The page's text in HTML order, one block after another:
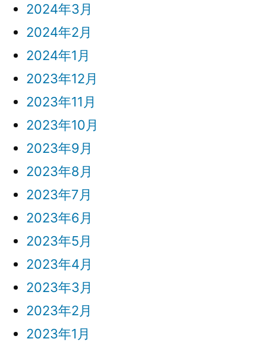
2024年3月
2024年2月
2024年1月
2023年12月
2023年11月
2023年10月
2023年9月
2023年8月
2023年7月
2023年6月
2023年5月
2023年4月
2023年3月
2023年2月
2023年1月